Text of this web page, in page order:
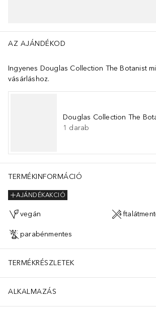
AZ AJÁNDÉKOD
Ingyenes Douglas Collection The Botanist
vásárláshoz.
Douglas Collection The
1 darab
TERMÉKINFORMÁCIÓ
AJÁNDÉKAKCIÓ
vegán
parabénmentes
TERMÉKRÉSZLETEK
ALKALMAZÁS